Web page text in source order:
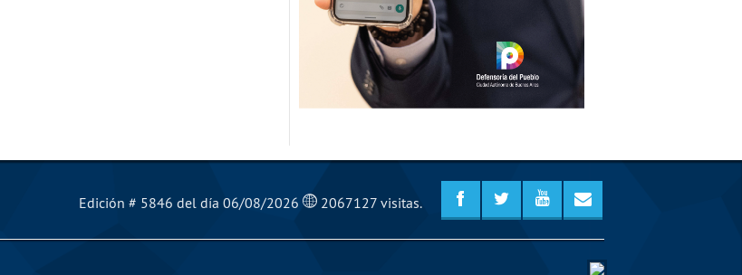
El Mensajero Diario
Edición # 5846 del día 06/08/2026 2067127 visitas.